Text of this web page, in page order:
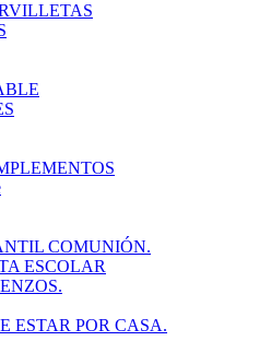
COMUNIÓN.
ESCOLAR
ESTAR POR CASA.